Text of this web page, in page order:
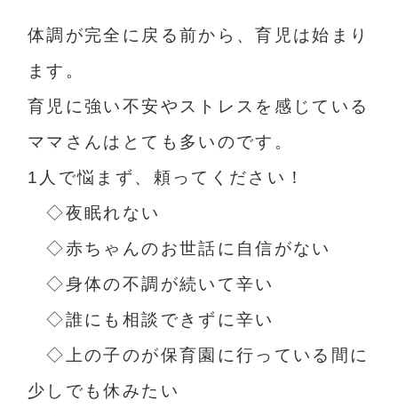
体調が完全に戻る前から、育児は始まり
ます。
育児に強い不安やストレスを感じている
ママさんはとても多いのです。
1人で悩まず、頼ってください！
◇夜眠れない
◇赤ちゃんのお世話に自信がない
◇身体の不調が続いて辛い
◇誰にも相談できずに辛い
◇上の子のが保育園に行っている間に
少しでも休みたい